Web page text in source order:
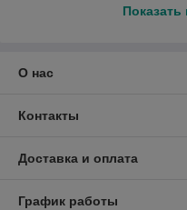
О нас
Контакты
Доставка и оплата
График работы